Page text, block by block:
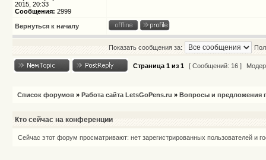
2015, 20:33
Сообщения: 2999
Вернуться к началу
Показать сообщения за:
Страница 1 из 1 [ Сообщений: 16 ]
Список форумов » Работа сайта LetsGoPens.ru » Вопросы и предложения
Кто сейчас на конференции
Сейчас этот форум просматривают: нет зарегистрированных пользователей и